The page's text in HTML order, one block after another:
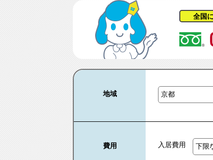
全国
地域
費用 入居費用